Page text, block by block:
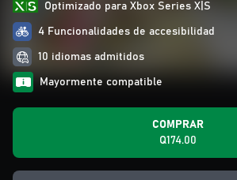
Optimizado para Xbox Series X|S
4 Funcionalidades de accesibilidad
10 idiomas admitidos
Mayormente compatible
COMPRAR
Q174.00